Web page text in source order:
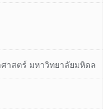
าสตร์ มหาวิทยาลัยมหิดล